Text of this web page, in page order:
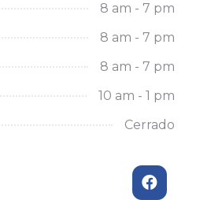
8 am - 7 pm
8 am - 7 pm
8 am - 7 pm
10 am - 1 pm
Cerrado